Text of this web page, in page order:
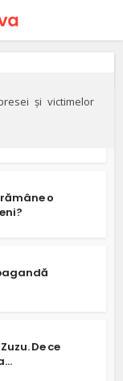
și victimelor
o
De ce